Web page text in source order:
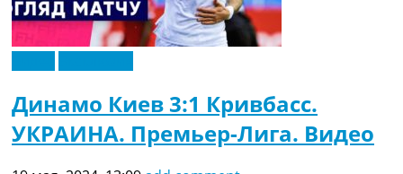
Динамо Киев 3:1 Кривбасс.
УКРАИНА. Премьер-Лига. Видео